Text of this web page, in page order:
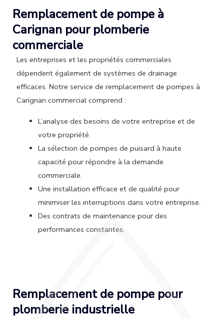
Remplacement de pompe à
Carignan pour plomberie
commerciale
Les entreprises et les propriétés commerciales
dépendent également de systèmes de drainage
efficaces. Notre service de remplacement de pompes à
Carignan commercial comprend :
L’analyse des besoins de votre entreprise et de
votre propriété.
La sélection de pompes de puisard à haute
capacité pour répondre à la demande
commerciale.
Une installation efficace et de qualité pour
minimiser les interruptions dans votre entreprise.
Des contrats de maintenance pour des
performances constantes.
Remplacement de pompe pour
plomberie industrielle